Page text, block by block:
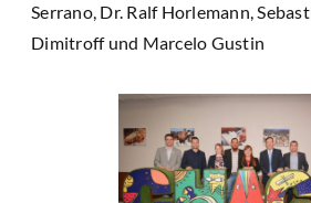
Serrano, Dr. Ralf Horlemann,
Dimitroff und Marcelo Gustin